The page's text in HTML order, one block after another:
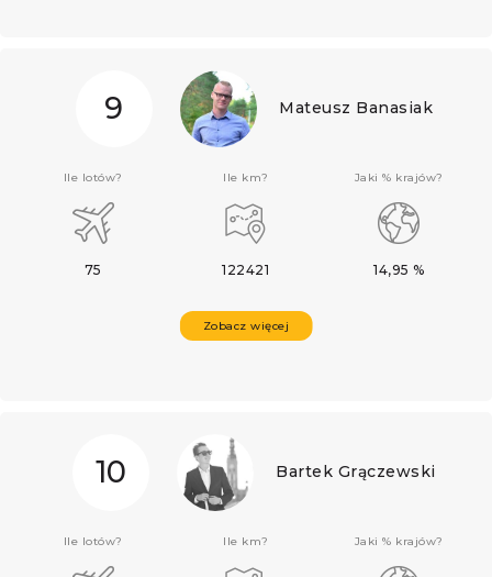
9 Mateusz Banasiak
Zobacz więcej
Ile lotów?
75
Ile km?
122421
Jaki % krajów?
14,95 %
10 Bartek Grączewski
Ile lotów? Ile km? Jaki % krajów?